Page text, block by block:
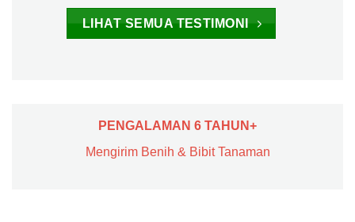
LIHAT SEMUA TESTIMONI
PENGALAMAN 6 TAHUN+
Mengirim Benih & Bibit Tanaman